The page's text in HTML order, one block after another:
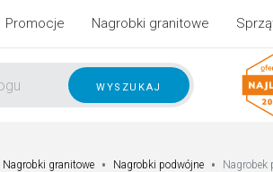
Promocje Nagrobki granitowe
wyszukaj
Nagrobki granitowe Nagrobki podwójne Nagrobek